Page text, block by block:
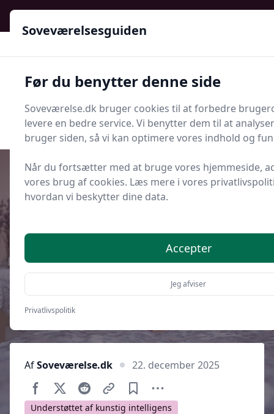
Soveværelsesguiden
Søg nu
Søg nu
Senge og Madrasser
6 fordele ved splitsenge for par
med forskellig vægt
AfSoveværelse.dk 22. december 2025
Understøttet af kunstig intelligens
Soveværelsesguiden
Før du benytter denne side
Soveværelse.dk bruger cookies til at forbedre
levere en bedre service. Vi benytter dem til at
bruger siden, så vi kan optimere vores indhold og
Når du fortsætter med at bruge vores hjemmeside,
vores brug af cookies. Læs mere i vores
hvordan vi beskytter dine data.
Accepter
Jeg afviser
Privatlivspolitik